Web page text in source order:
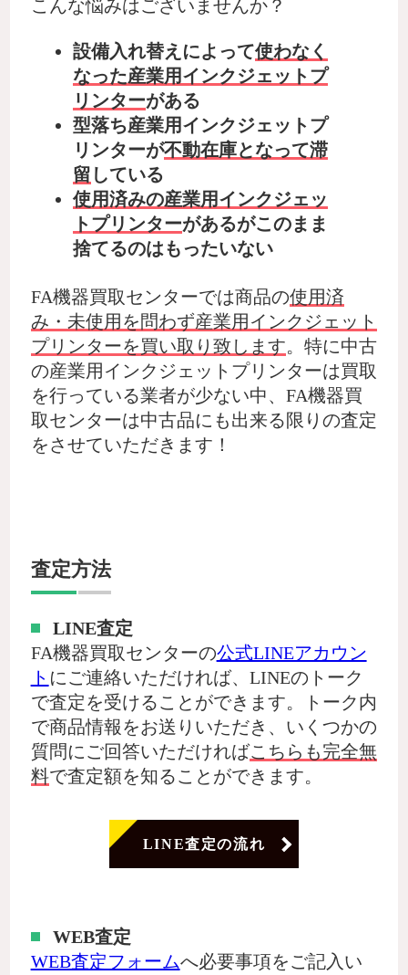
こんな悩みはございませんか？
設備入れ替えによって使わなく
なった産業用インクジェットプ
リンターがある
型落ち産業用インクジェットプ
リンターが不動在庫となって滞
留 している
使用済みの産業用インクジェッ
トプリンターがあるがこのまま
捨てるのはもったいない
FA機器買取センターでは商品の使用済
み・未使用を問わず産業用インクジェット
プリンターを買い取り致します。特に中古
の産業用インクジェットプリンターは買取
を行っている業者が少ない中、FA機器買
取センターは中古品にも出来る限りの査定
をさせていただきます！
査定方法
LINE査定
FA機器買取センターの公式LINEアカウン
ト にご連絡いただければ、LINEのトーク
で査定を受けることができます。トーク内
で商品情報をお送りいただき、いくつかの
質問にご回答いただければこちらも完全無
料で査定額を知ることができます。
LINE査定の流れ
WEB査定
WEB査定フォームへ必要事項をご記入い